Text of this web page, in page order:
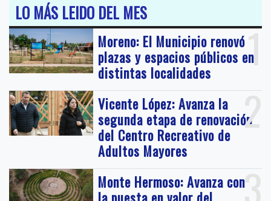
LO MÁS LEIDO DEL MES
1
Moreno: El Municipio renovó
plazas y espacios públicos en
distintas localidades
2
Vicente López: Avanza la
segunda etapa de renovación
del Centro Recreativo de
Adultos Mayores
3
Monte Hermoso: Avanza con